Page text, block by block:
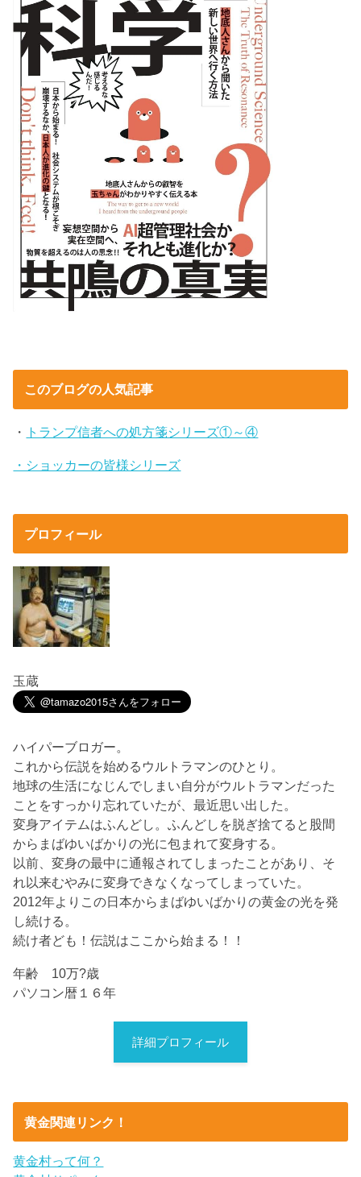
このブログの人気記事
・ トランプ信者への処方箋シリーズ①～④
・ショッカーの皆様シリーズ
プロフィール
玉蔵
ハイパーブロガー。
これから伝説を始めるウルトラマンのひとり。
地球の生活になじんでしまい自分がウルトラマンだった
ことをすっかり忘れていたが、最近思い出した。
変身アイテムはふんどし。ふんどしを脱ぎ捨てると股間
からまばゆいばかりの光に包まれて変身する。
以前、変身の最中に通報されてしまったことがあり、そ
れ以来むやみに変身できなくなってしまっていた。
2012年よりこの日本からまばゆいばかりの黄金の光を発
し続ける。
続け者ども！伝説はここから始まる！！
年齢 10万?歳
パソコン暦１６年
詳細プロフィール
黄金関連リンク！
黄金村って何？